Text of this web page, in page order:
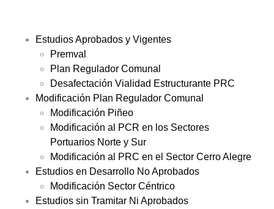
Estudios Aprobados y Vigentes
Premval
Plan Regulador Comunal
Desafectación Vialidad Estructurante PRC
Modificación Plan Regulador Comunal
Modificación Piñeo
Modificación al PCR en los Sectores
Portuarios Norte y Sur
Modificación al PRC en el Sector Cerro Alegre
Estudios en Desarrollo No Aprobados
Modificación Sector Céntrico
Estudios sin Tramitar Ni Aprobados